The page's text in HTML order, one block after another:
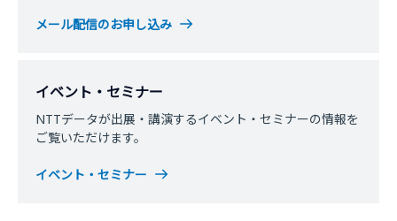
メール配信のお申し込み
イベント・セミナー
NTTデータが出展・講演するイベント・セミナーの情報を
ご覧いただけます。
イベント・セミナー